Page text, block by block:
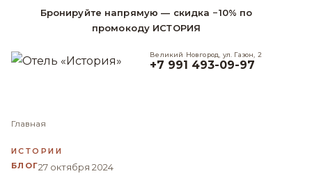
Бронируйте напрямую — скидка −10% по
промокоду ИСТОРИЯ
Великий Новгород, ул. Газон, 2
+7 991 493-09-97
Главная
ИСТОРИИ
БЛОГ27 октября 2024